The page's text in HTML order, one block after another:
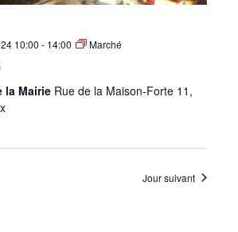
10:00 - 14:00 Marché
la Mairie Rue de la Maison-Forte 11,
Jour suivant